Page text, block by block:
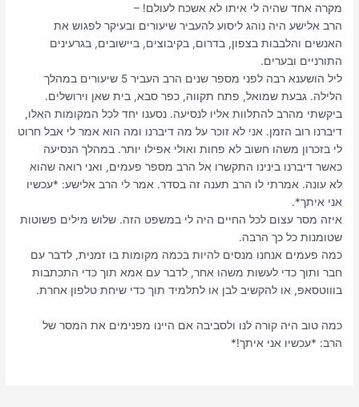
מקרה אחד שהיה לי איתו לא אשכח לעולם! –
הרב אלישע היה נוהג ליסוע להעביר שיעורים ובעיקר לפגוש את
האנשים והלבבות בצפון, בדרום, בקיבוצים, ביישובים, בגרעינים
התורניים ובערים.
ליל הושענא רבה לפני מספר שנים הרב העביר 5 שיעורים במהלך
הלילה. גבעת שמואל, פתח תקווה, כפר סבא, בית שאן וירושלים.
ביקשתי מהרב להתלוות אליו לנסיעה. נסענו יחד לכל המקומות האלו,
דיברנו רוב הזמן. אני לא זוכר על מה דיברנו ומה הוא אמר לי אבל חרוט
לי בזכרון משהו חשוב לא פחות ואולי אפילו יותר. במהלך הנסיעה
כאשר דיברנו בינינו התקשרו אל הרב מספר פעמים, ואני רואה שהוא
לא עונה. אמרתי לו הרב תענה זה בסדר. אמר לי הרב אלישע: *עכשיו
אני איתך*.
איזה מסר עצום לכל החיים היה לי במשפט הזה. שלוש מילים פשוטות
שטומנות כל כך הרבה.
כמה פעמים אנחנו מנסים להיות בכמה מקומות בו זמנית, לדבר עם
חבר ותוך כדי לעשות משהו אחר, לדבר עם אמא תוך כדי התכתבות
בוווטסאפ, או להקשיב לבן או לתלמיד תוך כדי שיחת טלפון אחרת.
כמה טוב היה קורה לנו ולסביבה אם היינו מפנימים את המסר של
הרב: *עכשיו אני איתך!*